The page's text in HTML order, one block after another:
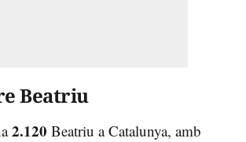
Beatriu
2.120 Beatriu a Catalunya, amb